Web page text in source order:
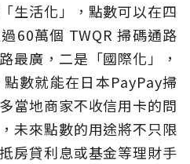
生活化」，點數可以在四
60萬個 TWQR 掃碼通路
最廣，二是「國際化」，
數就能在日本PayPay掃
當地商家不收信用卡的問
未來點數的用途將不只限
房貸利息或基金等理財手